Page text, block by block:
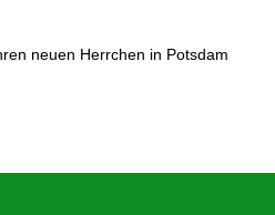
neuen Herrchen in Potsdam